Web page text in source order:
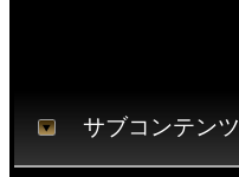
サブコンテンツ